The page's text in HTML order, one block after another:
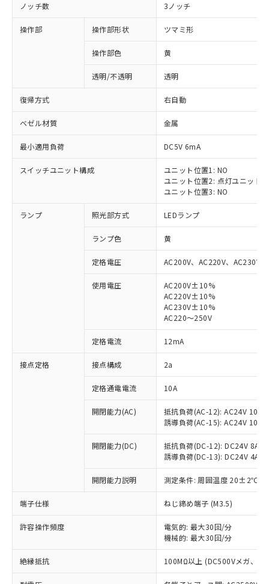
ノッチ数 3ノッチ
操作部 操作部形状 ツマミ形
操作部色 黄
透明/不透明 透明
復帰方式 右自動
ベゼル材質 金属
最小適用負荷 DC5V 6mA
スイッチユニット構成
ユニット位置1: NO
ユニット位置2: 点灯ユニット
ユニット位置3: NO
ランプ 照光部方式 LEDランプ
ランプ色 黄
定格電圧 AC200V、AC220V、AC230V
使用電圧
AC200V±10%
AC220V±10%
AC230V±10%
AC220～250V
定格電流 12mA
接点定格 接点構成 2a
定格通電電流 10A
開閉能力(AC)
抵抗負荷(AC-12): AC24V 10A/
誘導負荷(AC-15): AC24V
開閉能力(DC)
抵抗負荷(DC-12): DC24V 8A/
誘導負荷(DC-13): DC24V 4A/
開閉能力説明 測定条件: 周囲温度 20±2℃、
端子仕様 ねじ締め端子 (M3.5)
許容操作頻度
電気的: 最大30回/分
機械的: 最大30回/分
絶縁抵抗 100MΩ以上 (DC500Vメガ、点
以下の条件をお読みいただき、同意のうえ
本サービスは、当社制御機器事業取扱
商品の当社在庫状況および標準価格
(税抜)を提供させていただくもので
本サービスの対象外となる商品もある
ことをご了承ください。
在庫状況および標準価格照会結果は、
記載している更新日時点での社内デー
タに基づき作成されるものであり、閲
覧された時点での実際の在庫および標
対応済み：EU RoHS指令（10物質）の
非含有に対応した製品が提供可能な商品で
対応予定：EU RoHS指令（10物質）の非含
有に対応した製品に切り替える予定のある
対応予定なし：EU RoHS指令（10物質）の
非含有に非対応の商品で、対応品を出す予
調査・確認中：EU RoHS指令（10物質）の
非含有の対応状況を調査中または確認中の
非該当品：ライセンス料など無形物で、有
害物質有無と関係のない商品です。
仕入先様の事情により、非含有部品として
いたものが、含有品と判明した場合などや
むを得ず変更することがあります。
鉛(Pb) 1000ppm以下、 水銀(Hg) 1000ppm以下、 カド
六価クロム(Cr(Ⅵ)) 1000ppm以下、ポリ臭化ビフェニル
※1 中国RoHS○×表
「○」：最大均質材料含有率が中国RoHSの
基準値以下であることを示します。
「×」：最大均質材料含有率が中国RoHSの
基準値を超えていることを示します。
「－」：未確認です。当社販売部門へお問
*中国RoHS10物質の基準値 (GB/T26572)：
Pb(鉛) :1000ppm、 Hg(水銀) : 1000ppm、 Cd(カドミウ
当社は、これら貴社製品のうち、外国
為替および外国貿易法に定める商品
（以下｢規制貨物等」という）を輸出
または国外への提供する場合は、日本
国政府の輸出許可(または役務取引許
可)を取得するなどの必要な手続きを